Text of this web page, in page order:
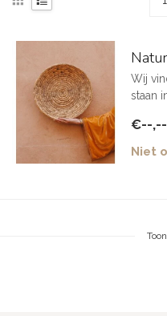
Wij
staan
€--,--
Niet
Toon